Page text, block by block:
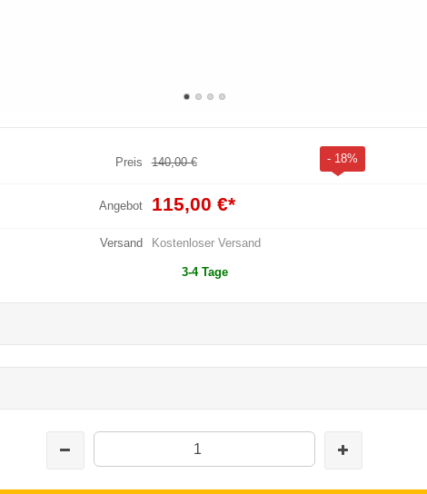
Preis 140,00 € - 18%
Angebot 115,00 €*
Versand Kostenloser Versand
3-4 Tage